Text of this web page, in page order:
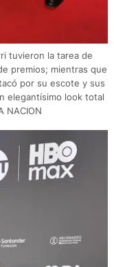
tuvieron la tarea de
premios; mientras que
por su escote y sus
elegantísimo look total
NACION